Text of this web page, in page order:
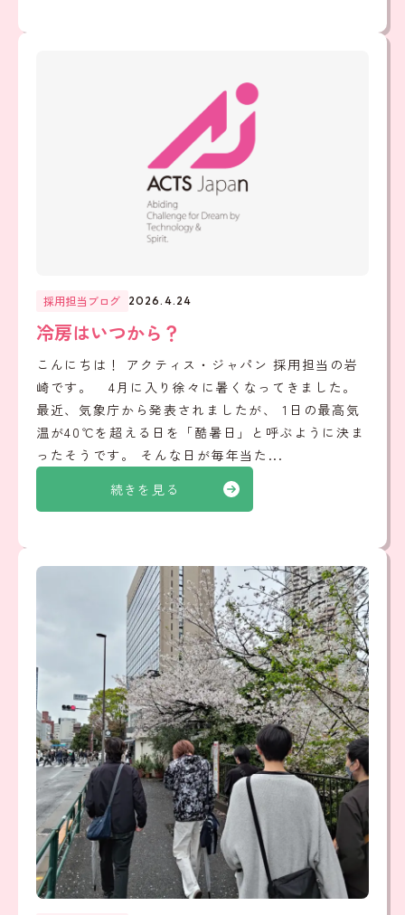
続きを見る
採用担当ブログ 2026.4.24
冷房はいつから？
こんにちは！ アクティス・ジャパン 採用担当の岩
崎です。 4月に入り徐々に暑くなってきました。
最近、気象庁から発表されましたが、 1日の最高気
温が40℃を超える日を「酷暑日」と呼ぶように決ま
ったそうです。 そんな日が毎年当た...